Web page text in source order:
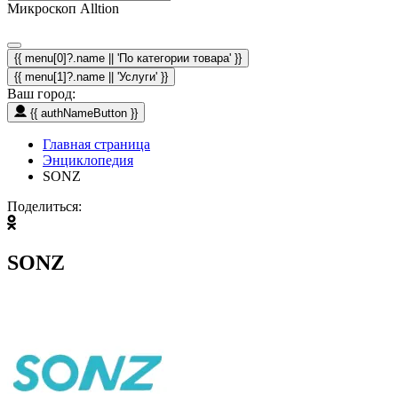
Микроскоп Alltion
{{ menu[0]?.name || 'По категории товара' }}
{{ menu[1]?.name || 'Услуги' }}
Ваш город:
{{ authNameButton }}
Главная страница
Энциклопедия
SONZ
Поделиться:
SONZ